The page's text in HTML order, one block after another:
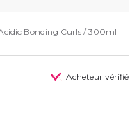
Bonding Curls / 300ml
Acheteur vérifié